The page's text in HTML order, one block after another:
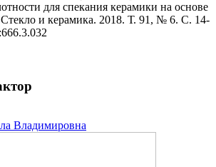
для спекания керамики на основе
и керамика. 2018. Т. 91, № 6. С. 14-
Владимировна